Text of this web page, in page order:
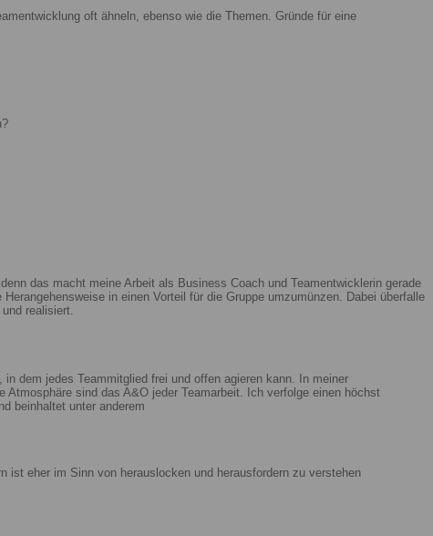
oft ähneln, ebenso wie die Themen. Gründe für eine
das macht meine Arbeit als Business Coach und Teamentwicklerin gerade
in einen Vorteil für die Gruppe umzumünzen. Dabei überfalle
realisiert.
dem jedes Teammitglied frei und offen agieren kann. In meiner
sind das A&O jeder Teamarbeit. Ich verfolge einen höchst
beinhaltet unter anderem
ist eher im Sinn von herauslocken und herausfordern zu verstehen